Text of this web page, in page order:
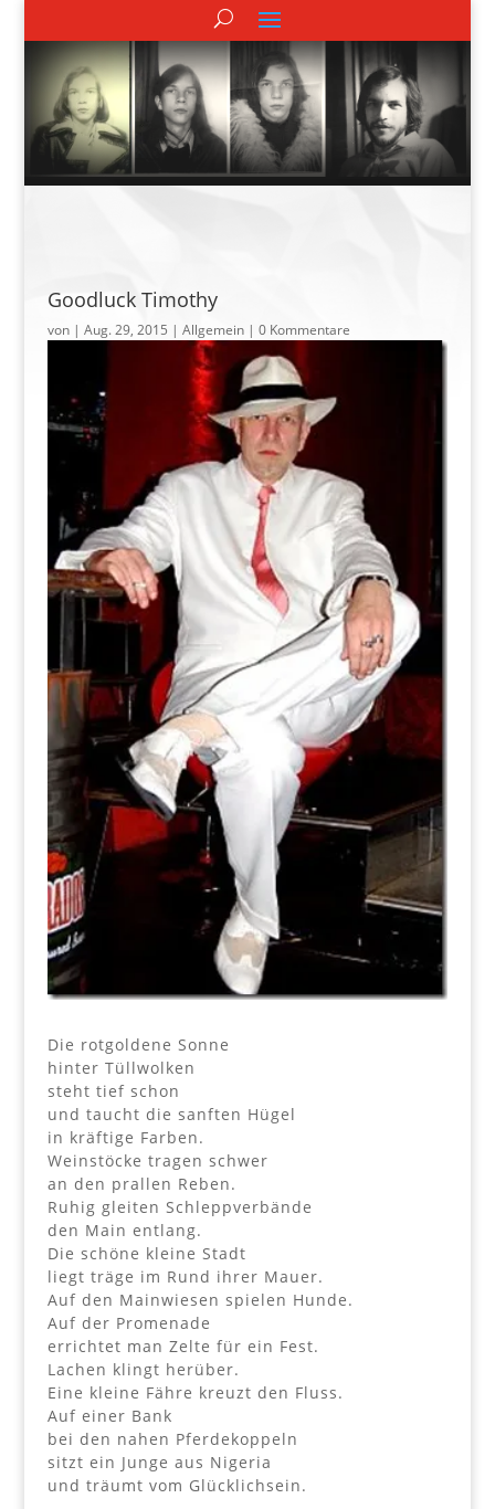
Goodluck Timothy
von | Aug. 29, 2015 | Allgemein | 0 Kommentare
Die rotgoldene Sonne
hinter Tüllwolken
steht tief schon
und taucht die sanften Hügel
in kräftige Farben.
Weinstöcke tragen schwer
an den prallen Reben.
Ruhig gleiten Schleppverbände
den Main entlang.
Die schöne kleine Stadt
liegt träge im Rund ihrer Mauer.
Auf den Mainwiesen spielen Hunde.
Auf der Promenade
errichtet man Zelte für ein Fest.
Lachen klingt herüber.
Eine kleine Fähre kreuzt den Fluss.
Auf einer Bank
bei den nahen Pferdekoppeln
sitzt ein Junge aus Nigeria
und träumt vom Glücklichsein.